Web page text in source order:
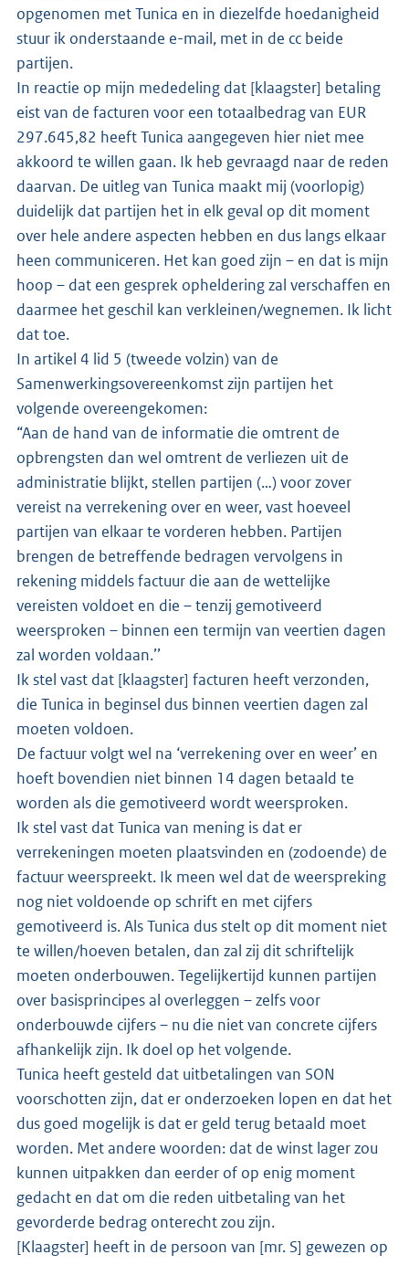
opgenomen met Tunica en in diezelfde hoedanigheid
stuur ik onderstaande e-mail, met in de cc beide
partijen.
In reactie op mijn mededeling dat [klaagster] betaling
eist van de facturen voor een totaalbedrag van EUR
297.645,82 heeft Tunica aangegeven hier niet mee
akkoord te willen gaan. Ik heb gevraagd naar de reden
daarvan. De uitleg van Tunica maakt mij (voorlopig)
duidelijk dat partijen het in elk geval op dit moment
over hele andere aspecten hebben en dus langs elkaar
heen communiceren. Het kan goed zijn – en dat is mijn
hoop – dat een gesprek opheldering zal verschaffen en
daarmee het geschil kan verkleinen/wegnemen. Ik licht
dat toe.
In artikel 4 lid 5 (tweede volzin) van de
Samenwerkingsovereenkomst zijn partijen het
volgende overeengekomen:
“Aan de hand van de informatie die omtrent de
opbrengsten dan wel omtrent de verliezen uit de
administratie blijkt, stellen partijen (…) voor zover
vereist na verrekening over en weer, vast hoeveel
partijen van elkaar te vorderen hebben. Partijen
brengen de betreffende bedragen vervolgens in
rekening middels factuur die aan de wettelijke
vereisten voldoet en die – tenzij gemotiveerd
weersproken – binnen een termijn van veertien dagen
zal worden voldaan.’’
Ik stel vast dat [klaagster] facturen heeft verzonden,
die Tunica in beginsel dus binnen veertien dagen zal
moeten voldoen.
De factuur volgt wel na ‘verrekening over en weer’ en
hoeft bovendien niet binnen 14 dagen betaald te
worden als die gemotiveerd wordt weersproken.
Ik stel vast dat Tunica van mening is dat er
verrekeningen moeten plaatsvinden en (zodoende) de
factuur weerspreekt. Ik meen wel dat de weerspreking
nog niet voldoende op schrift en met cijfers
gemotiveerd is. Als Tunica dus stelt op dit moment niet
te willen/hoeven betalen, dan zal zij dit schriftelijk
moeten onderbouwen. Tegelijkertijd kunnen partijen
over basisprincipes al overleggen – zelfs voor
onderbouwde cijfers – nu die niet van concrete cijfers
afhankelijk zijn. Ik doel op het volgende.
Tunica heeft gesteld dat uitbetalingen van SON
voorschotten zijn, dat er onderzoeken lopen en dat het
dus goed mogelijk is dat er geld terug betaald moet
worden. Met andere woorden: dat de winst lager zou
kunnen uitpakken dan eerder of op enig moment
gedacht en dat om die reden uitbetaling van het
gevorderde bedrag onterecht zou zijn.
[Klaagster] heeft in de persoon van [mr. S] gewezen op